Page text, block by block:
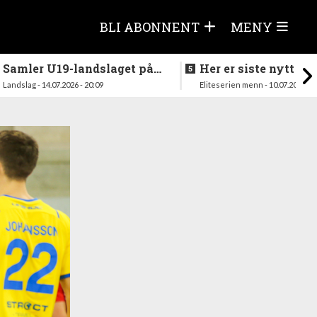
BLI ABONNENT MENY
Samler U19-landslaget på
nytt i august
Landslag - 14.07.2026 - 20:09
Her er siste nytt
season
Eliteserien menn - 10.07.2026 -